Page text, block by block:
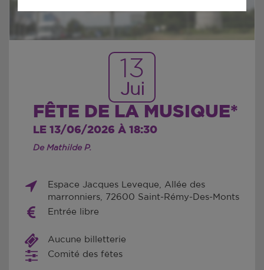
13
Jui
FÊTE DE LA MUSIQUE*
LE 13/06/2026 À 18:30
De Mathilde P.
Espace Jacques Leveque, Allée des
marronniers, 72600 Saint-Rémy-Des-Monts
Entrée libre
Aucune billetterie
Comité des fêtes